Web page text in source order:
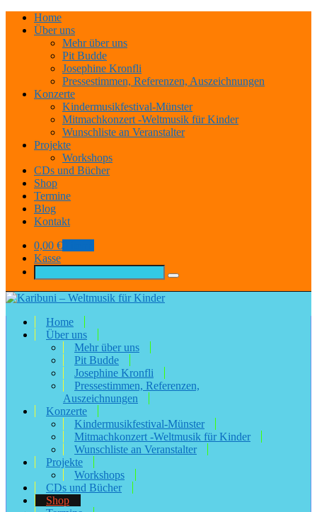
Home
Über uns
Mehr über uns
Pit Budde
Josephine Kronfli
Pressestimmen, Referenzen, Auszeichnungen
Konzerte
Kindermusikfestival-Münster
Mitmachkonzert -Weltmusik für Kinder
Wunschliste an Veranstalter
Projekte
Workshops
CDs und Bücher
Shop
Termine
Blog
Kontakt
0,00 €
Kasse
Home
Über uns
Mehr über uns
Pit Budde
Josephine Kronfli
Pressestimmen, Referenzen,
Auszeichnungen
Konzerte
Kindermusikfestival-Münster
Mitmachkonzert -Weltmusik für Kinder
Wunschliste an Veranstalter
Projekte
Workshops
CDs und Bücher
Shop